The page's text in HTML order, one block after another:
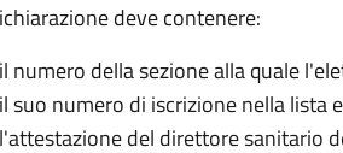
deve contenere:
il numero della sezione alla quale
il suo numero di iscrizione nella lista
l'attestazione del direttore sanitario